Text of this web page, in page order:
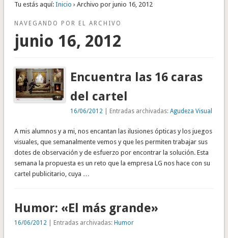
Tu estás aquí: Inicio › Archivo por junio 16, 2012
NAVEGANDO POR EL ARCHIVO
junio 16, 2012
Encuentra las 16 caras
del cartel
16/06/2012 | Entradas archivadas:Agudeza Visual
A mis alumnos y a mi, nos encantan las ilusiones ópticas y los juegos
visuales, que semanalmente vemos y que les permiten trabajar sus
dotes de observación y de esfuerzo por encontrar la solución. Esta
semana la propuesta es un reto que la empresa LG nos hace con su
cartel publicitario, cuya …
Humor: «El más grande»
16/06/2012 | Entradas archivadas: Humor